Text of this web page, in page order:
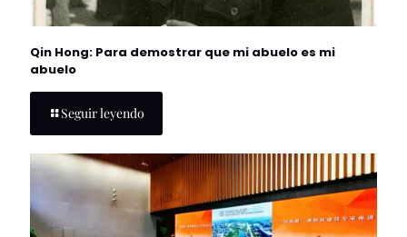
Qin Hong: Para demostrar que mi abuelo es mi
abuelo
Seguir leyendo